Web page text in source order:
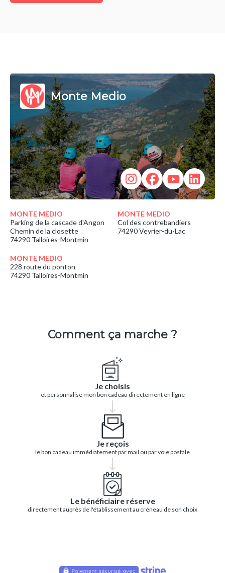
Monte Medio
MONTE MEDIO
Parking de la cascade d'Angon
Chemin de la closette
74290 Talloires-Montmin
MONTE MEDIO
Col des contrebandiers
74290 Veyrier-du-Lac
MONTE MEDIO
228 route du ponton
74290 Talloires-Montmin
Comment ça marche ?
Je choisis
et personnalise mon bon cadeau directement en ligne
Je reçois
le bon cadeau immédiatement par mail ou par voie postale
Le bénéficiaire réserve
directement auprès de l'établissement au créneau de son choix